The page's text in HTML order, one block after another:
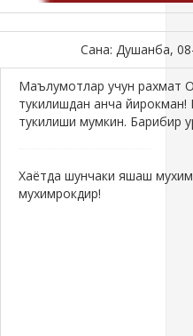
Сана: Душанба,
Маълумотлар учун рахмат
тукилишдан анча
тукилиши мумкин. Барибир
Хаётда шунчаки яшаш
мухимрокдир!